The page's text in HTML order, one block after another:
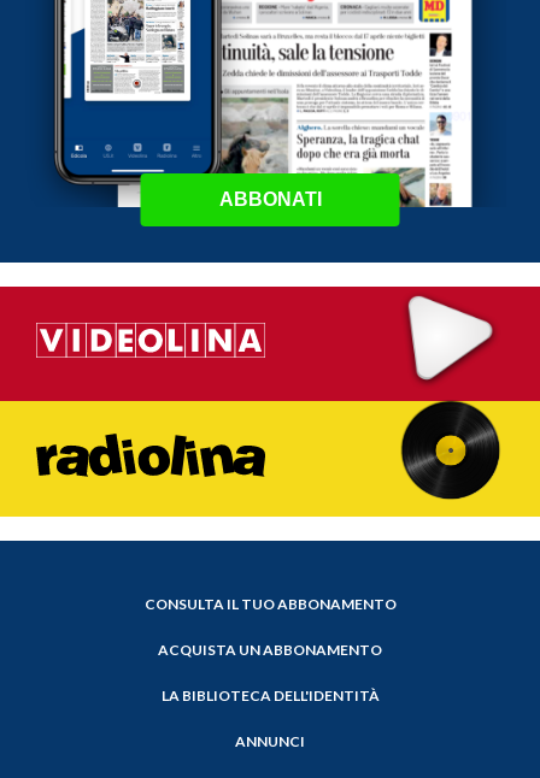
ABBONATI
CONSULTA IL TUO ABBONAMENTO
ACQUISTA UN ABBONAMENTO
LA BIBLIOTECA DELL'IDENTITÀ
ANNUNCI